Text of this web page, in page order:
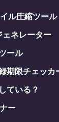
ル圧縮ツール
ェネレーター
ール
期限チェッカ
ている？
ー